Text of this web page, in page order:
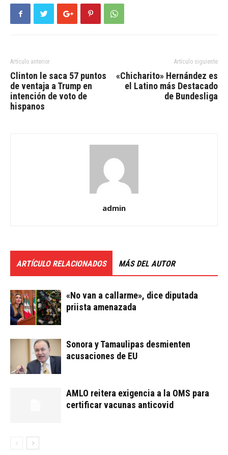
Artículo anterior
Clinton le saca 57 puntos
de ventaja a Trump en
intención de voto de
hispanos
Artículo siguiente
«Chicharito» Hernández es
el Latino más Destacado
de Bundesliga
admin
ARTÍCULO RELACIONADOS MÁS DEL AUTOR
«No van a callarme», dice diputada
priista amenazada
Sonora y Tamaulipas desmienten
acusaciones de EU
AMLO reitera exigencia a la OMS para
certificar vacunas anticovid